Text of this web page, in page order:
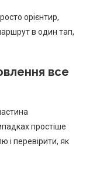
орієнтир,
в один тап,
все
простіше
і перевірити, як